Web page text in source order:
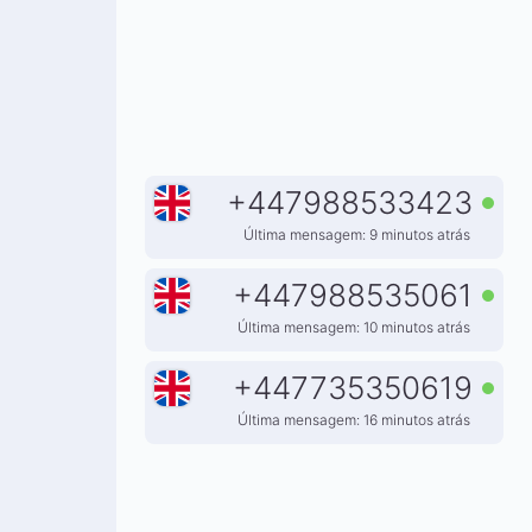
+447988533423
Última mensagem: 9 minutos atrás
+447988535061
Última mensagem: 10 minutos atrás
+447735350619
Última mensagem: 16 minutos atrás